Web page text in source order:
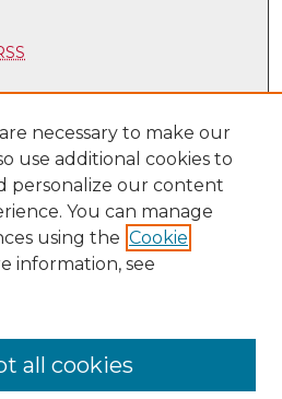
necessary to make our
use additional cookies to
personalize our content
You can manage
using the Cookie
information, see
all cookies